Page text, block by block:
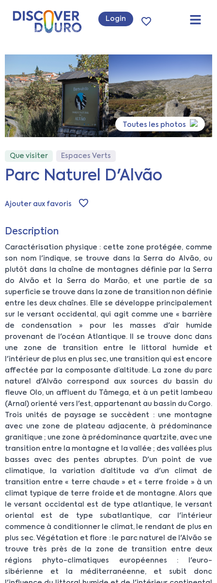
Login
Toutes les photos
Que visiter Espaces Verts
Parc Naturel D'Alvão
Ajouter aux favoris
Description
Caractérisation physique : cette zone protégée, comme
son nom l'indique, se trouve dans la Serra do Alvão, ou
plutôt dans la chaîne de montagnes définie par la Serra
do Alvão et la Serra do Marão, et une partie de sa
superficie se trouve dans la zone de transition non définie
entre les deux chaînes. Elle se développe principalement
sur le versant occidental, qui agit comme une « barrière
de condensation » pour les masses d'air humide
provenant de l'océan Atlantique. Il se trouve donc dans
une zone de transition entre le littoral humide et
l'intérieur de plus en plus sec, une transition qui est encore
affectée par la composante d’altitude. La zone du parc
naturel d'Alvão correspond aux sources du bassin du
fleuve Olo, un affluent du Tâmega, et à un petit lambeau
(Arnal) orienté vers l'est, appartenant au bassin du Corgo.
Trois unités de paysage se succèdent : une montagne
avec une zone de plateau adjacente, à prédominance
granitique ; une zone à prédominance quartzite, avec une
transition entre la montagne et la vallée ; des vallées plus
basses avec des pentes abruptes. D'un point de vue
climatique, la variation d’altitude va d'un climat de
transition entre « terre chaude » et « terre froide » à un
climat typique de terre froide et de montagne. Alors que
le versant occidental est de type atlantique, le versant
oriental est de type subatlantique, car l'intérieur
commence à conditionner le climat, le rendant de plus en
plus sec. Végétation et flore : le parc naturel de l'Alvão se
trouve très près de la zone de transition entre deux
régions phyto-climatiques européennes : l'euro-
sibérienne et la méditerranéenne, et subit donc